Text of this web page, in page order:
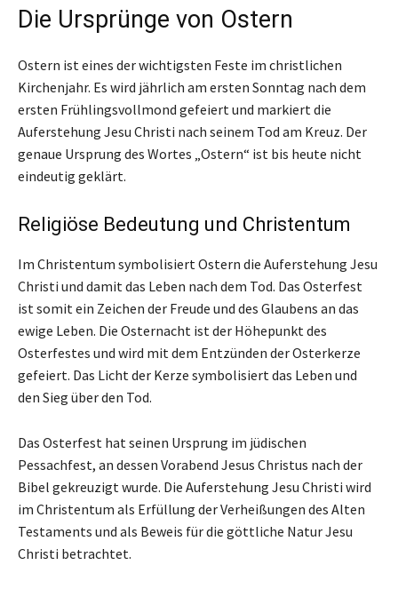
Die Ursprünge von Ostern
Ostern ist eines der wichtigsten Feste im christlichen
Kirchenjahr. Es wird jährlich am ersten Sonntag nach dem
ersten Frühlingsvollmond gefeiert und markiert die
Auferstehung Jesu Christi nach seinem Tod am Kreuz. Der
genaue Ursprung des Wortes „Ostern“ ist bis heute nicht
eindeutig geklärt.
Religiöse Bedeutung und Christentum
Im Christentum symbolisiert Ostern die Auferstehung Jesu
Christi und damit das Leben nach dem Tod. Das Osterfest
ist somit ein Zeichen der Freude und des Glaubens an das
ewige Leben. Die Osternacht ist der Höhepunkt des
Osterfestes und wird mit dem Entzünden der Osterkerze
gefeiert. Das Licht der Kerze symbolisiert das Leben und
den Sieg über den Tod.
Das Osterfest hat seinen Ursprung im jüdischen
Pessachfest, an dessen Vorabend Jesus Christus nach der
Bibel gekreuzigt wurde. Die Auferstehung Jesu Christi wird
im Christentum als Erfüllung der Verheißungen des Alten
Testaments und als Beweis für die göttliche Natur Jesu
Christi betrachtet.